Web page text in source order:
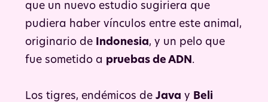
que un nuevo estudio sugiriera que
pudiera haber vínculos entre este animal,
originario de
Indonesia, y un pelo que
fue sometido a pruebas de ADN .
Los tigres, endémicos de Java y Beli